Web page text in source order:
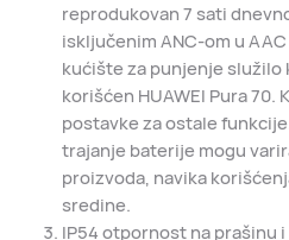
reprodukovan 7 sati
isključenim ANC-om u
kućište za punjenje služilo
korišćen HUAWEI Pura 70.
postavke za ostale
trajanje baterije mogu
proizvoda, navika
sredine.
IP54 otpornost na prašinu